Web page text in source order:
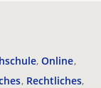
Online
Rechtliches